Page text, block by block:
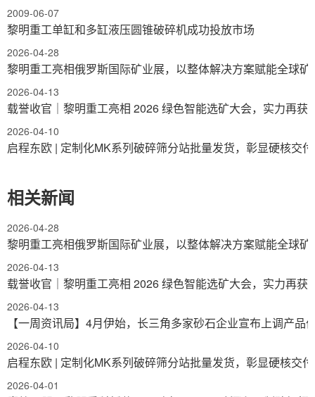
2009-06-07
黎明重工单缸和多缸液压圆锥破碎机成功投放市场
2026-04-28
黎明重工亮相俄罗斯国际矿业展，以整体解决方案赋能全球矿
2026-04-13
载誉收官｜黎明重工亮相 2026 绿色智能选矿大会，实力再获
2026-04-10
启程东欧 | 定制化MK系列破碎筛分站批量发货，彰显硬核交
相关新闻
2026-04-28
黎明重工亮相俄罗斯国际矿业展，以整体解决方案赋能全球矿
2026-04-13
载誉收官｜黎明重工亮相 2026 绿色智能选矿大会，实力再获
2026-04-13
【一周资讯局】4月伊始，长三角多家砂石企业宣布上调产品
2026-04-10
启程东欧 | 定制化MK系列破碎筛分站批量发货，彰显硬核交
2026-04-01